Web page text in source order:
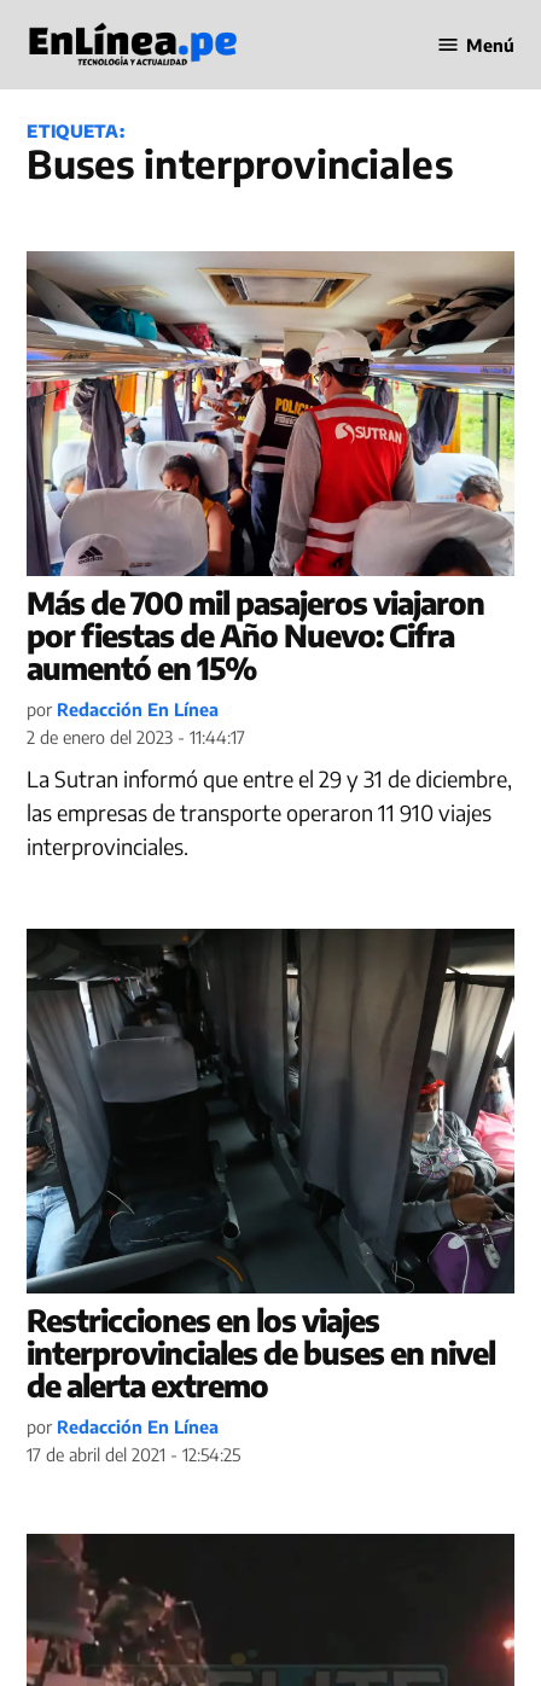
contenido
en Línea
Menú
ETIQUETA:
buses interprovinciales
Más de 700 mil pasajeros viajaron
por fiestas de Año Nuevo: Cifra
aumentó en 15%
por Redacción En Línea
2 de enero del 2023 - 11:44:17
La Sutran informó que entre el 29 y 31 de diciembre,
las empresas de transporte operaron 11 910 viajes
interprovinciales.
Restricciones en los viajes
interprovinciales de buses en nivel
de alerta extremo
por Redacción En Línea
17 de abril del 2021 - 12:54:25